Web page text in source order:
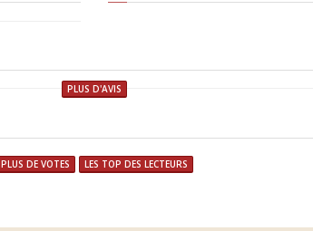
PLUS D'AVIS
PLUS DE VOTES LES TOP DES LECTEURS